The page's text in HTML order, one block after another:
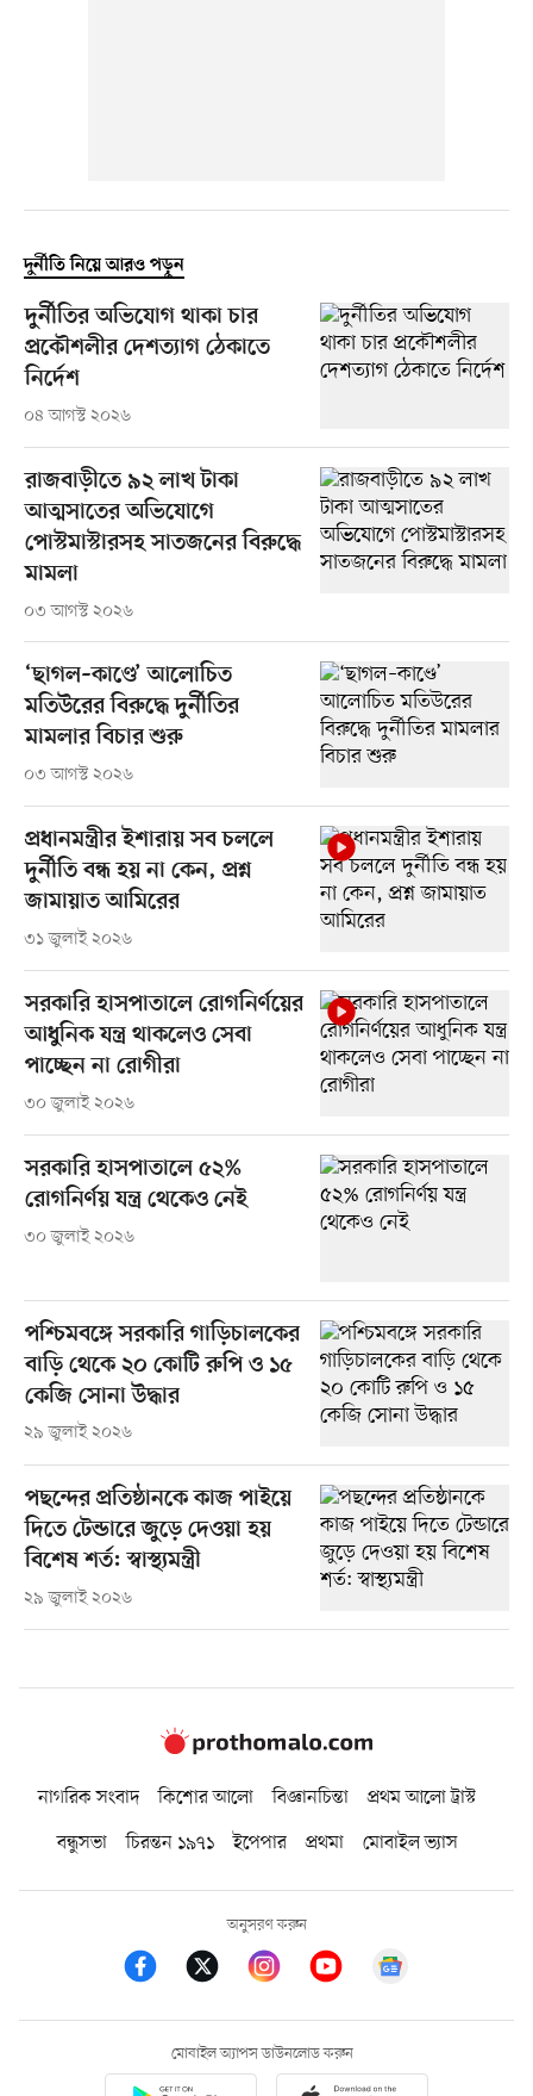
দুর্নীতি নিয়ে আরও পড়ুন
দুর্নীতির অভিযোগ থাকা চার
প্রকৌশলীর দেশত্যাগ ঠেকাতে
নির্দেশ
০৪ আগস্ট ২০২৬
রাজবাড়ীতে ৯২ লাখ টাকা
আত্মসাতের অভিযোগে
পোস্টমাস্টারসহ সাতজনের বিরুদ্ধে
মামলা
০৩ আগস্ট ২০২৬
‘ছাগল–কাণ্ডে’ আলোচিত
মতিউরের বিরুদ্ধে দুর্নীতির
মামলার বিচার শুরু
০৩ আগস্ট ২০২৬
প্রধানমন্ত্রীর ইশারায় সব চললে
দুর্নীতি বন্ধ হয় না কেন, প্রশ্ন
জামায়াত আমিরের
৩১ জুলাই ২০২৬
সরকারি হাসপাতালে রোগনির্ণয়ের
আধুনিক যন্ত্র থাকলেও সেবা
পাচ্ছেন না রোগীরা
৩০ জুলাই ২০২৬
সরকারি হাসপাতালে ৫২%
রোগনির্ণয় যন্ত্র থেকেও নেই
৩০ জুলাই ২০২৬
পশ্চিমবঙ্গে সরকারি গাড়িচালকের
বাড়ি থেকে ২০ কোটি রুপি ও ১৫
কেজি সোনা উদ্ধার
২৯ জুলাই ২০২৬
পছন্দের প্রতিষ্ঠানকে কাজ পাইয়ে
দিতে টেন্ডারে জুড়ে দেওয়া হয়
বিশেষ শর্ত: স্বাস্থ্যমন্ত্রী
২৯ জুলাই ২০২৬
নাগরিক সংবাদ কিশোর আলো বিজ্ঞানচিন্তা
প্রথম আলো ট্রাস্ট
বন্ধুসভা
চিরন্তন ১৯৭১ ইপেপার প্রথমা মোবাইল ভ্যাস
অনুসরণ করুন
মোবাইল অ্যাপস ডাউনলোড করুন